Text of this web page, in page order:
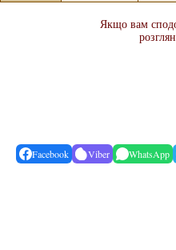
Якщо вам
Facebook Viber WhatsApp